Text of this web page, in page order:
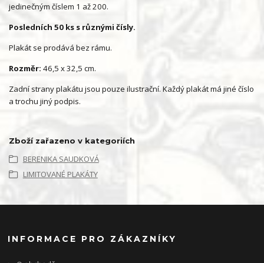
jedinečným číslem 1 až 200.
Posledních 50 ks s různými čísly.
Plakát se prodává bez rámu.
Rozměr: 46,5 x 32,5 cm.
Zadní strany plakátu jsou pouze ilustrační. Každý plakát má jiné číslo
a trochu jiný podpis.
Zboží zařazeno v kategoriích
BERENIKA SAUDKOVÁ
LIMITOVANÉ PLAKÁTY
INFORMACE PRO ZÁKAZNÍKY